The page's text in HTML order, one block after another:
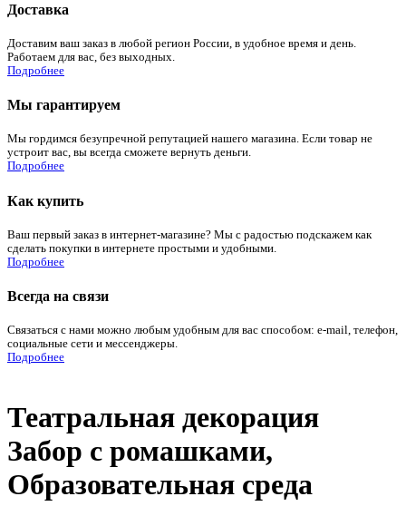
Доставка
Доставим ваш заказ в любой регион России, в удобное время и день.
Работаем для вас, без выходных.
Подробнее
Мы гарантируем
Мы гордимся безупречной репутацией нашего магазина. Если товар не
устроит вас, вы всегда сможете вернуть деньги.
Подробнее
Как купить
Ваш первый заказ в интернет-магазине? Мы с радостью подскажем как
сделать покупки в интернете простыми и удобными.
Подробнее
Всегда на связи
Связаться с нами можно любым удобным для вас способом: e-mail, телефон,
социальные сети и мессенджеры.
Подробнее
Театральная декорация
Забор с ромашками,
Образовательная среда